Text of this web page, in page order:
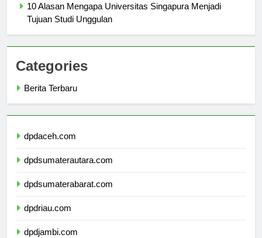
10 Alasan Mengapa Universitas Singapura Menjadi
Categories